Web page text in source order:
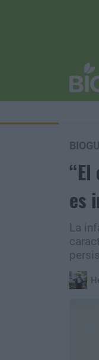
es
La